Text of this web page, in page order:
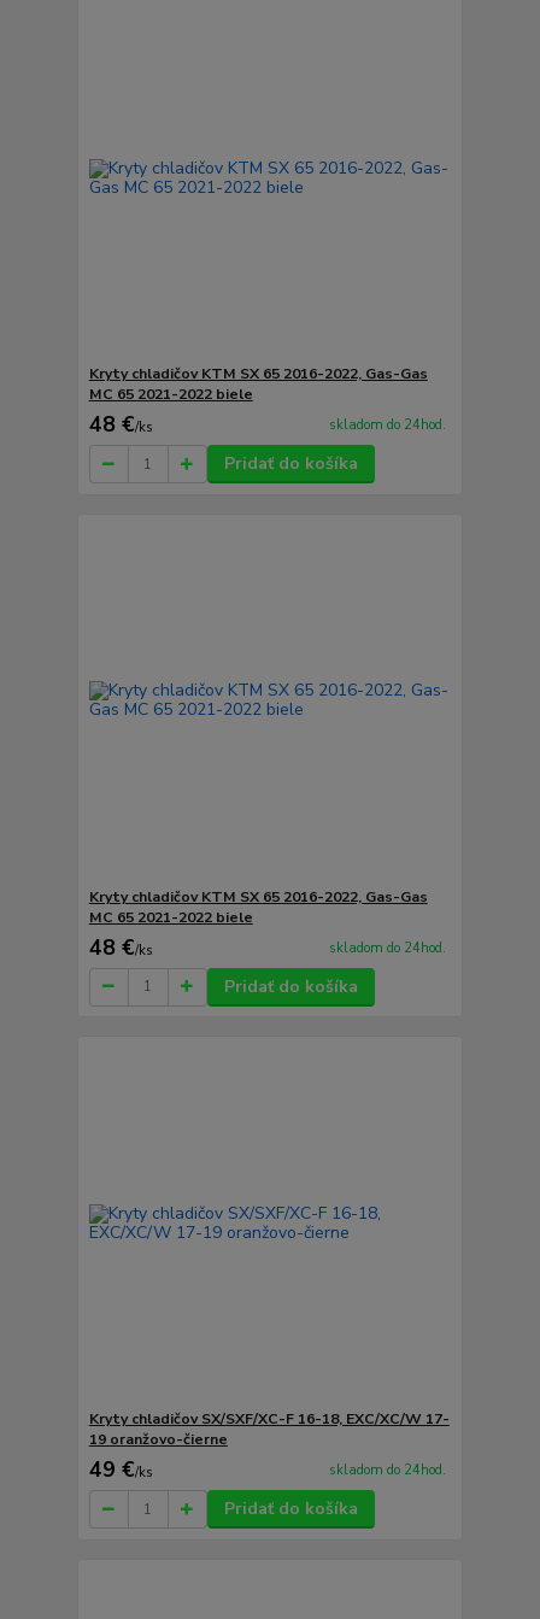
Kryty chladičov KTM SX 65 2016-2022, Gas-Gas
MC 65 2021-2022 biele
48 €/ks skladom do 24hod.
Pridať do košíka
Kryty chladičov KTM SX 65 2016-2022, Gas-Gas
MC 65 2021-2022 biele
48 €/ks skladom do 24hod.
Pridať do košíka
Kryty chladičov SX/SXF/XC-F 16-18, EXC/XC/W 17-
19 oranžovo-čierne
49 €/ks skladom do 24hod.
Pridať do košíka